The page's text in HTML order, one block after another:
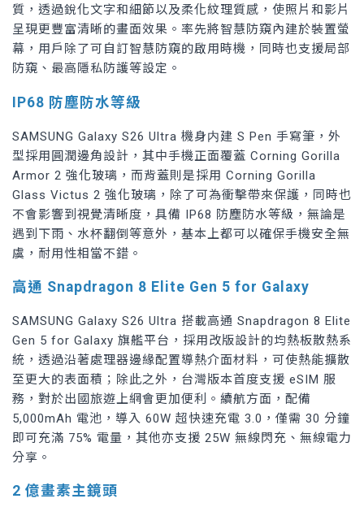
質，透過銳化文字和細節以及柔化紋理質感，使照片和影片
呈現更豐富清晰的畫面效果。率先將智慧防窺內建於裝置螢
幕，用戶除了可自訂智慧防窺的啟用時機，同時也支援局部
防窺、最高隱私防護等設定。
IP68 防塵防水等級
SAMSUNG Galaxy S26 Ultra 機身内建 S Pen 手寫筆，外
型採用圓潤邊角設計，其中手機正面覆蓋 Corning Gorilla
Armor 2 強化玻璃，而背蓋則是採用 Corning Gorilla
Glass Victus 2 強化玻璃，除了可為衝擊帶來保護，同時也
不會影響到視覺清晰度，具備 IP68 防塵防水等級，無論是
遇到下雨、水杯翻倒等意外，基本上都可以確保手機安全無
虞，耐用性相當不錯。
高通 Snapdragon 8 Elite Gen 5 for Galaxy
SAMSUNG Galaxy S26 Ultra 搭載高通 Snapdragon 8 Elite
Gen 5 for Galaxy 旗艦平台，採用改版設計的均熱板散熱系
統，透過沿著處理器邊緣配置導熱介面材料，可使熱能擴散
至更大的表面積；除此之外，台灣版本首度支援 eSIM 服
務，對於出國旅遊上網會更加便利。續航方面，配備
5,000mAh 電池，導入 60W 超快速充電 3.0，僅需 30 分鐘
即可充滿 75% 電量，其他亦支援 25W 無線閃充、無線電力
分享。
2 億畫素主鏡頭